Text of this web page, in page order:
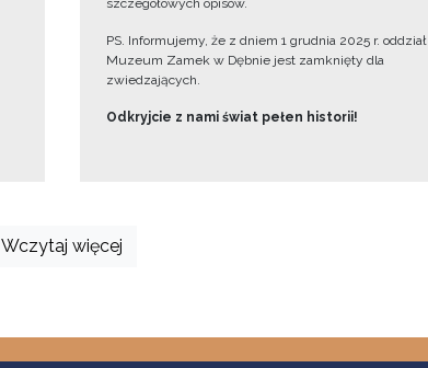
szczegółowych opisów.
PS. Informujemy, że z dniem 1 grudnia 2025 r. oddział
Muzeum Zamek w Dębnie jest zamknięty dla
zwiedzających.
Odkryjcie z nami świat pełen historii!
Wczytaj więcej